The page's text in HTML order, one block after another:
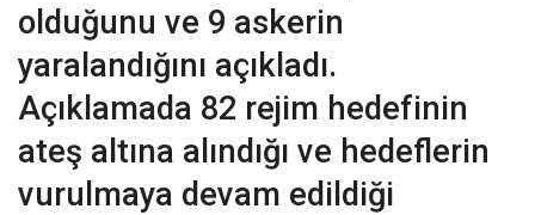
olduğunu ve 9 askerin
yaralandığını açıkladı.
Açıklamada 82 rejim hedefinin
ateş altına alındığı ve hedeflerin
vurulmaya devam edildiği